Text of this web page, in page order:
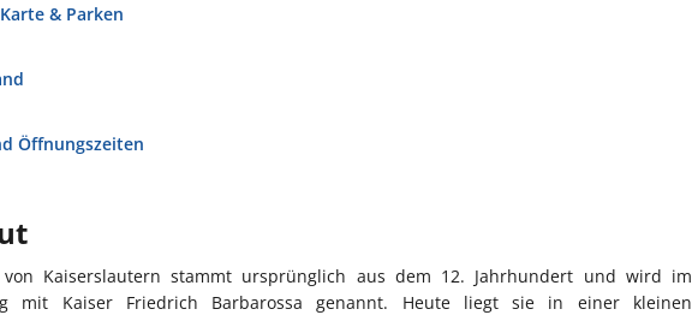
& Parken
Öffnungszeiten
Kaiserslautern stammt ursprünglich aus dem 12. Jahrhundert und wird im
mit Kaiser Friedrich Barbarossa genannt. Heute liegt sie in einer kleinen